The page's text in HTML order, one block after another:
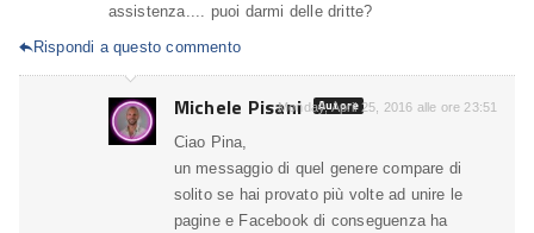
assistenza.... puoi darmi delle dritte?
Rispondi a questo commento
Michele Pisani Autore
Monday, April 25, 2016 alle ore 23:51
Ciao Pina,
un messaggio di quel genere compare di
solito se hai provato più volte ad unire le
pagine e Facebook di conseguenza ha